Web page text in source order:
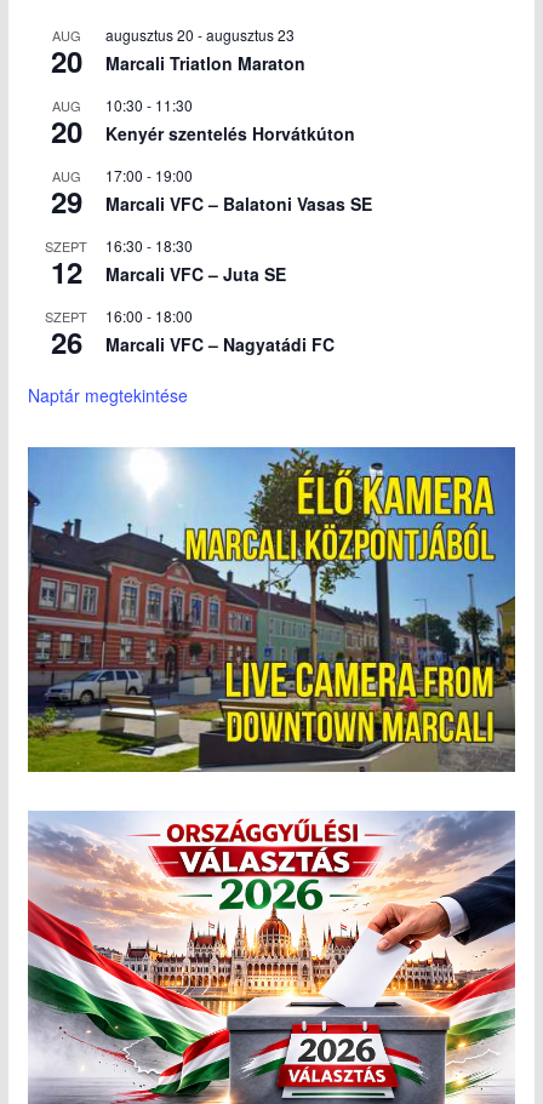
AUG
20
augusztus 20 -augusztus 23
Marcali Triatlon Maraton
AUG
20
10:30 - 11:30
Kenyér szentelés Horvátkúton
AUG
29
17:00 - 19:00
Marcali VFC – Balatoni Vasas SE
SZEPT
12
16:30 - 18:30
Marcali VFC – Juta SE
SZEPT
26
16:00 - 18:00
Marcali VFC – Nagyatádi FC
Naptár megtekintése